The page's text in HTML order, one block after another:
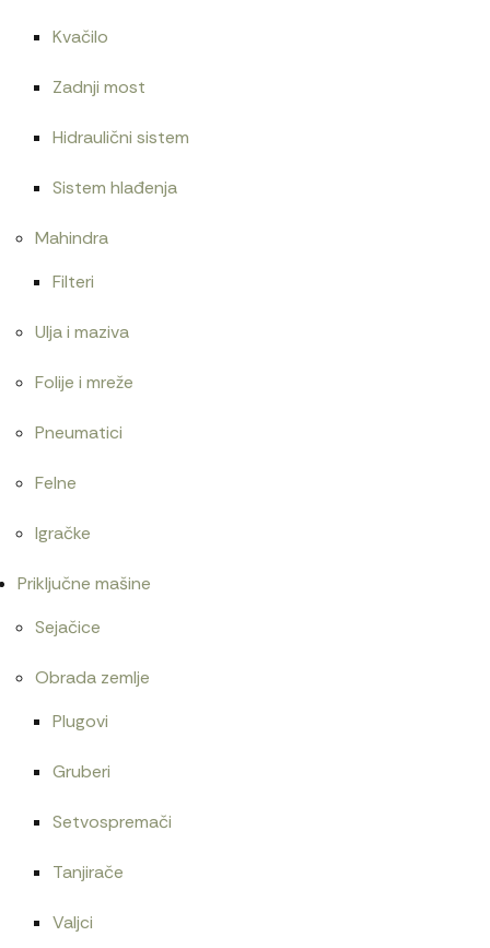
Kvačilo
Zadnji most
Hidraulični sistem
Sistem hlađenja
Mahindra
Filteri
Ulja i maziva
Folije i mreže
Pneumatici
Felne
Igračke
Priključne mašine
Sejačice
Obrada zemlje
Plugovi
Gruberi
Setvospremači
Tanjirače
Valjci